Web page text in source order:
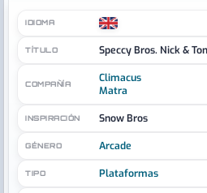
IDIOMA
TÍTULO Speccy Bros. Nick &
COMPAÑÍA
Climacus
Matra
INSPIRACIÓN Snow Bros
GÉNERO Arcade
TIPO Plataformas